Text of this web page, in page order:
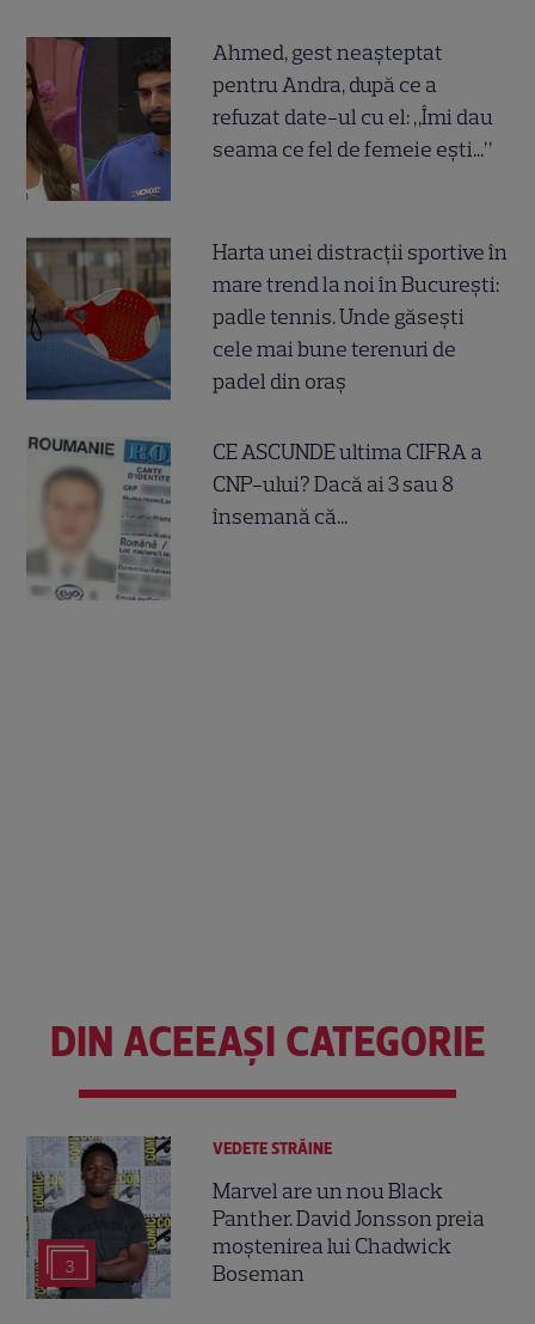
Ahmed, gest neașteptat
pentru Andra, după ce a
refuzat date-ul cu el: „Îmi dau
seama ce fel de femeie ești...”
Harta unei distracții sportive în
mare trend la noi în București:
padle tennis. Unde găsești
cele mai bune terenuri de
padel din oraș
CE ASCUNDE ultima CIFRA a
CNP-ului? Dacă ai 3 sau 8
însemană că...
DIN ACEEAȘI CATEGORIE
3
VEDETE STRĂINE
Marvel are un nou Black
Panther. David Jonsson preia
moștenirea lui Chadwick
Boseman